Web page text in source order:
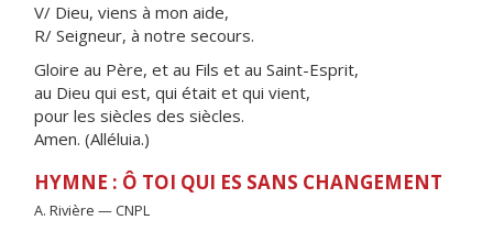
V/ Dieu, viens à mon aide,
R/ Seigneur, à notre secours.
Gloire au Père, et au Fils et au Saint-Esprit,
au Dieu qui est, qui était et qui vient,
pour les siècles des siècles.
Amen. (Alléluia.)
HYMNE : Ô TOI QUI ES SANS CHANGEMENT
A. Rivière — CNPL